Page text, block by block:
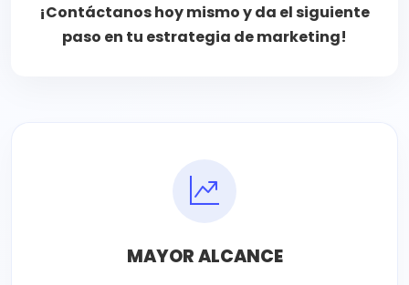
¡Contáctanos hoy mismo y da el siguiente
paso en tu estrategia de marketing!
MAYOR ALCANCE